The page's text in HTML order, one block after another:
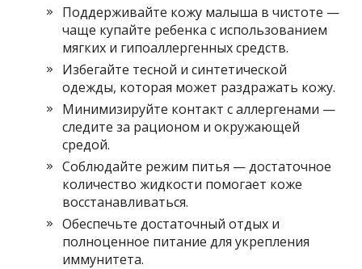
Поддерживайте кожу малыша в чистоте —
чаще купайте ребенка с использованием
мягких и гипоаллергенных средств.
Избегайте тесной и синтетической
одежды, которая может раздражать кожу.
Минимизируйте контакт с аллергенами —
следите за рационом и окружающей
средой.
Соблюдайте режим питья — достаточное
количество жидкости помогает коже
восстанавливаться.
Обеспечьте достаточный отдых и
полноценное питание для укрепления
иммунитета.